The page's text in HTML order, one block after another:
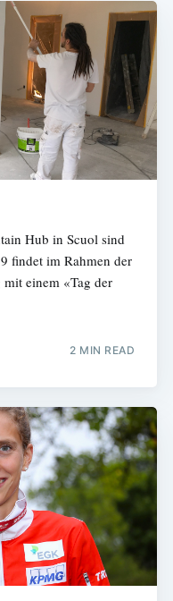
Hub in Scuol sind
findet im Rahmen der
einem «Tag der
2 MIN READ